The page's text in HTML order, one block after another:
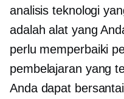
analisis teknologi
adalah alat yang
perlu memperbaiki
pembelajaran yang
Anda dapat